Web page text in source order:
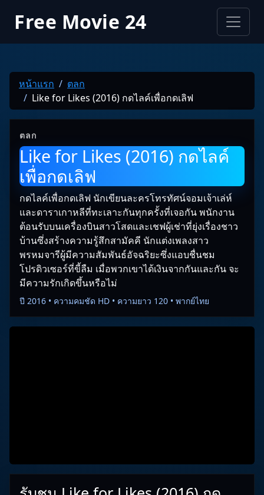
Free Movie 24
หน้าแรก
ตลก
Like for Likes (2016) กดไลค์เพื่อกดเลิฟ
ตลก
Like for Likes (2016) กดไลค์
เพื่อกดเลิฟ
กดไลค์เพื่อกดเลิฟ นักเขียนละครโทรทัศน์จอมเจ้าเล่ห์
และดาราเกาหลีที่ทะเลาะกันทุกครั้งที่เจอกัน พนักงาน
ต้อนรับบนเครื่องบินสาวโสดและเชฟผู้เช่าที่ยุ่งเรื่องชาว
บ้านซึ่งสร้างความรู้สึกสามัคคี นักแต่งเพลงสาว
พรหมจารีผู้มีความสัมพันธ์อัจฉริยะซึ่งแอบชื่นชม
โปรดิวเซอร์ที่ขี้ลืม เมื่อพวกเขาได้เงินจากกันและกัน จะ
มีความรักเกิดขึ้นหรือไม่
ปี 2016 • ความคมชัด HD • ความยาว 120 • พากย์ไทย